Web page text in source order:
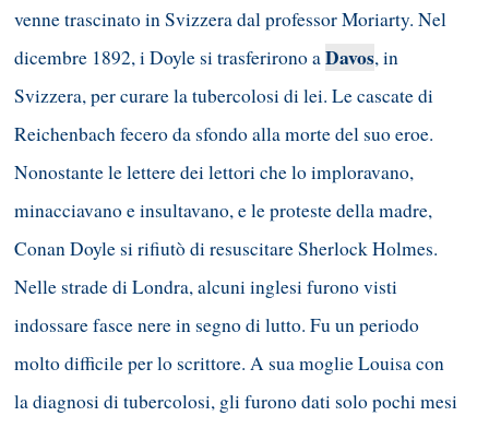
venne trascinato in Svizzera dal professor Moriarty. Nel
dicembre 1892, i Doyle si trasferirono aDavos, in
Svizzera, per curare la tubercolosi di lei. Le cascate di
Reichenbach fecero da sfondo alla morte del suo eroe.
Nonostante le lettere dei lettori che lo imploravano,
minacciavano e insultavano, e le proteste della madre,
Conan Doyle si rifiutò di resuscitare Sherlock Holmes.
Nelle strade di Londra, alcuni inglesi furono visti
indossare fasce nere in segno di lutto. Fu un periodo
molto difficile per lo scrittore. A sua moglie Louisa con
la diagnosi di tubercolosi, gli furono dati solo pochi mesi